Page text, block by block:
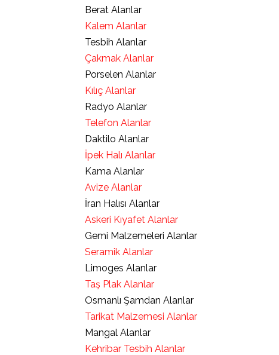
Berat Alanlar
Kalem Alanlar
Tesbih Alanlar
Çakmak Alanlar
Porselen Alanlar
Kılıç Alanlar
Radyo Alanlar
Telefon Alanlar
Daktilo Alanlar
İpek Halı Alanlar
Kama Alanlar
Avize Alanlar
İran Halısı Alanlar
Askeri Kıyafet Alanlar
Gemi Malzemeleri Alanlar
Seramik Alanlar
Limoges Alanlar
Taş Plak Alanlar
Osmanlı Şamdan Alanlar
Tarikat Malzemesi Alanlar
Mangal Alanlar
Kehribar Tesbih Alanlar